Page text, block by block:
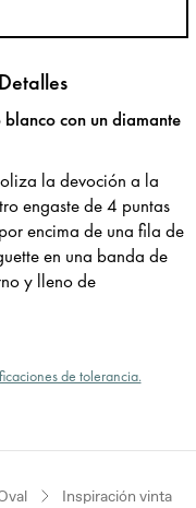
con un diamante
la devoción a la
engaste de 4 puntas
encima de una fila de
en una banda de
y lleno de
de tolerancia.
Inspiración vintage